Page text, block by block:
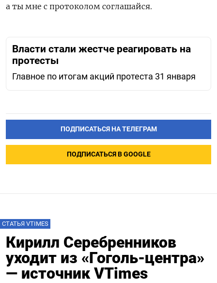
а ты мне с протоколом соглашайся.
Власти стали жестче реагировать на
протесты
Главное по итогам акций протеста 31 января
ПОДПИСАТЬСЯ НА ТЕЛЕГРАМ
ПОДПИСАТЬСЯ В GOOGLE
СТАТЬЯ VTIMES
Кирилл Серебренников
уходит из «Гоголь-центра»
— источник VTimes